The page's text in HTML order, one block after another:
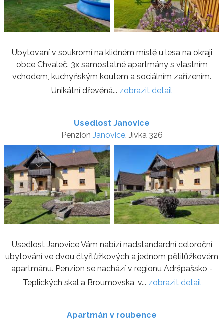
Ubytovaní v soukromí na klidném místě u lesa na okraji
obce Chvaleč. 3x samostatné apartmány s vlastním
vchodem, kuchyňským koutem a sociálním zařízením.
Unikátní dřevěná... zobrazit detail
Usedlost Janovice
Penzion Janovice, Jívka 326
Usedlost Janovice Vám nabízí nadstandardní celoroční
ubytování ve dvou čtyřlůžkových a jednom pětilůžkovém
apartmánu. Penzion se nachází v regionu Adršpašsko -
Teplických skal a Broumovska, v... zobrazit detail
Apartmán v roubence